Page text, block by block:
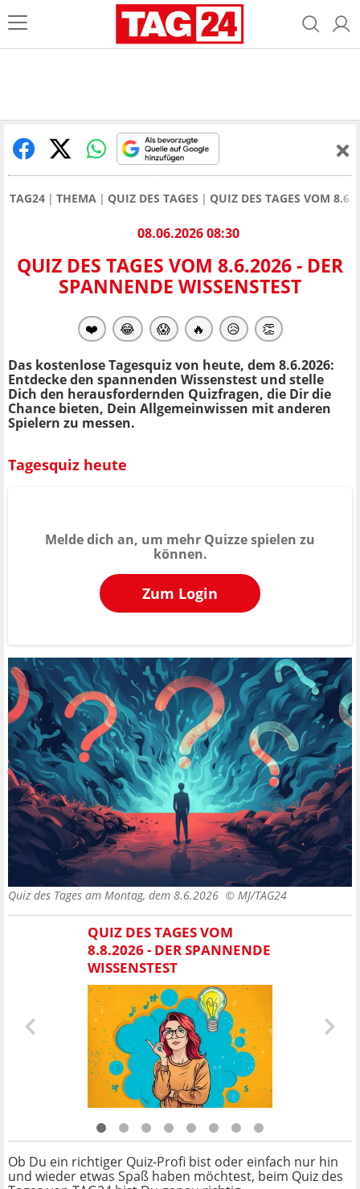
TAG24 THEMA QUIZ DES TAGES QUIZ DES TAGES VOM
08.06.2026 08:30
QUIZ DES TAGES VOM 8.6.2026 - DER
SPANNENDE WISSENSTEST
❤️ 😂 😱 🔥 😥 👏
Das kostenlose Tagesquiz von heute, dem 8.6.2026:
Entdecke den spannenden Wissenstest und stelle
Dich den herausfordernden Quizfragen, die Dir die
Chance bieten, Dein Allgemeinwissen mit anderen
Spielern zu messen.
Tagesquiz heute
Melde dich an, um mehr Quizze spielen zu
können.
Zum Login
Quiz des Tages am Montag, dem 8.6.2026 © MJ/TAG24
QUIZ DES TAGES VOM
8.8.2026 - DER SPANNENDE
WISSENSTEST
Ob Du ein richtiger Quiz-Profi bist oder einfach nur hin
und wieder etwas Spaß haben möchtest, beim Quiz des